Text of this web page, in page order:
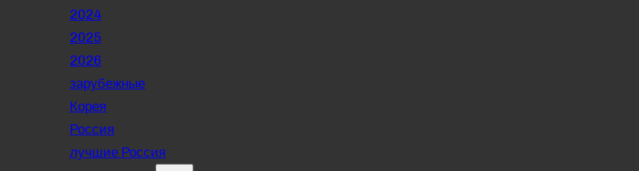
2024
2025
2026
зарубежные
Корея
Россия
лучшие Россия